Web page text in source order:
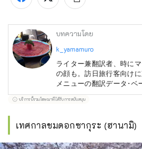
บทความโดย
k_yamamuro
ライター兼翻訳者、時に
の顔も。訪日旅行客向け
メニューの翻訳データ･ベ
ホテル情報検索サイトの
た。旅行と食材研究が趣味
บริการนี้รวมโฆษณาที่ได้รับการสนับสนุน
เทศกาลชมดอกซากุระ (ฮานามิ)